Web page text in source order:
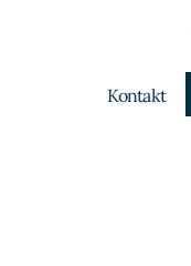
Kontakt